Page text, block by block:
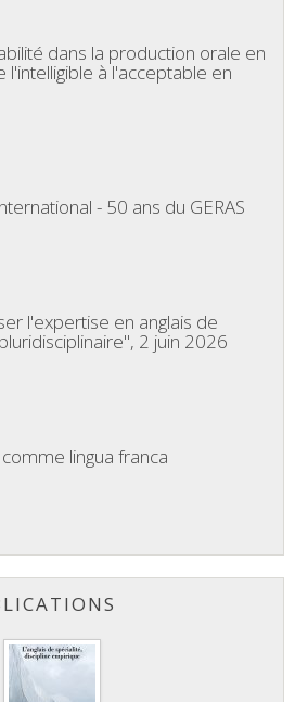
dans la production orale en
l'intelligible à l'acceptable en
- 50 ans du GERAS
l'expertise en anglais de
2 juin 2026
comme lingua franca